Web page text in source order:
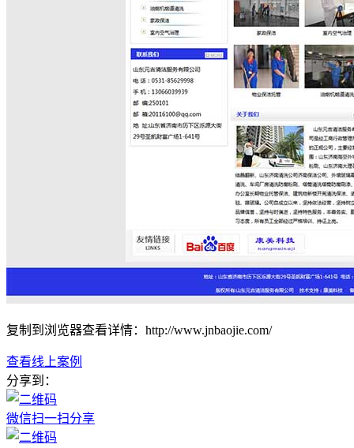
复制到浏览器查看详情：http://www.jnbaojie.com/
查看线上案例
分享到：
微信扫一扫分享